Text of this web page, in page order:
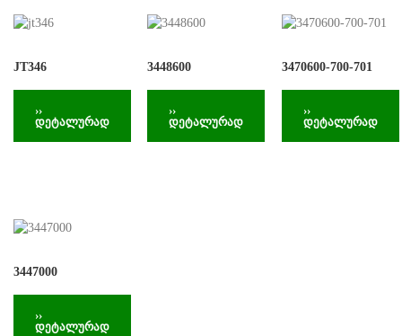
JT346
››
დეტალურად
3448600
››
დეტალურად
3470600-700-701
››
დეტალურად
3447000
››
დეტალურად